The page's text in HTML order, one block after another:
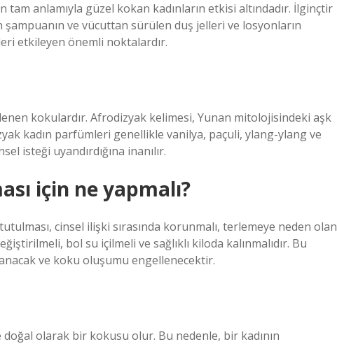
anlamıyla güzel kokan kadınların etkisi altındadır. İlginçtir
ve vücuttan sürülen duş jelleri ve losyonların
etkileyen önemli noktalardır.
kokulardır. Afrodizyak kelimesi, Yunan mitolojisindeki aşk
kadın parfümleri genellikle vanilya, paçuli, ylang-ylang ve
isteği uyandırdığına inanılır.
için ne yapmalı?
cinsel ilişki sırasında korunmalı, terlemeye neden olan
bol su içilmeli ve sağlıklı kiloda kalınmalıdır. Bu
ve koku oluşumu engellenecektir.
olarak bir kokusu olur. Bu nedenle, bir kadının